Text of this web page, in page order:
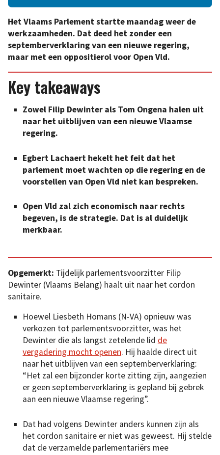
Het Vlaams Parlement startte maandag weer de
werkzaamheden. Dat deed het zonder een
septemberverklaring van een nieuwe regering,
maar met een oppositierol voor Open Vld.
Key takeaways
Zowel Filip Dewinter als Tom Ongena halen uit
naar het uitblijven van een nieuwe Vlaamse
regering.
Egbert Lachaert hekelt het feit dat het
parlement moet wachten op die regering en de
voorstellen van Open Vld niet kan bespreken.
Open Vld zal zich economisch naar rechts
begeven, is de strategie. Dat is al duidelijk
merkbaar.
Opgemerkt: Tijdelijk parlementsvoorzitter Filip
Dewinter (Vlaams Belang) haalt uit naar het cordon
sanitaire.
Hoewel Liesbeth Homans (N-VA) opnieuw was
verkozen tot parlementsvoorzitter, was het
Dewinter die als langst zetelende lid de
vergadering mocht openen. Hij haalde direct uit
naar het uitblijven van een septemberverklaring:
“Het zal een bijzonder korte zitting zijn, aangezien
er geen septemberverklaring is gepland bij gebrek
aan een nieuwe Vlaamse regering”.
Dat had volgens Dewinter anders kunnen zijn als
het cordon sanitaire er niet was geweest. Hij stelde
dat de verzamelde parlementariërs mee